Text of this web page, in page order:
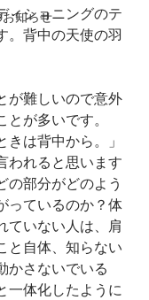
知らせ
ィショニングのテ
。背中の天使の羽
が難しいので意外
が多いです。
きは背中から。」
われると思います
の部分がどのよう
っているのか？体
ていない人は、肩
と自体、知らない
かさないでいる
一体化したように